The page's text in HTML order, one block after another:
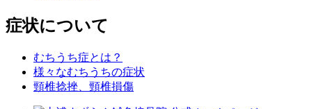
症状について
むちうち症とは？
様々なむちうちの症状
頸椎捻挫、頸椎損傷